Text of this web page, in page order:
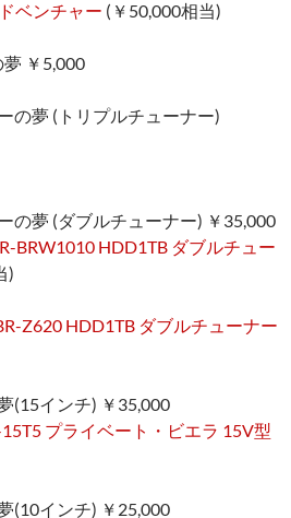
ベンチャー (￥50,000相当)
￥5,000
の夢 (トリプルチューナー)
の夢 (ダブルチューナー) ￥35,000
BRW1010 HDD1TB ダブルチュー
)
Z620 HDD1TB ダブルチューナー
(15インチ) ￥35,000
プライベート・ビエラ 15V型
(10インチ) ￥25,000